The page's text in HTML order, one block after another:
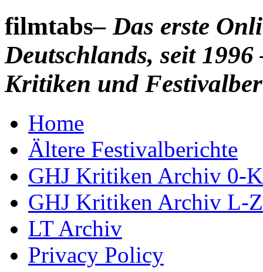
filmtabs– Das erste
Deutschlands, seit
Kritiken und
Home
Ältere Festivalberichte
GHJ Kritiken Archiv 0-K
GHJ Kritiken Archiv L-Z
LT Archiv
Privacy Policy